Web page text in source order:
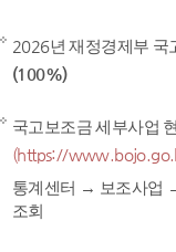
2026년 재정경제부 국
(100%)
국고보조금 세부사업
(https://
통계센터 → 보조사업
조회